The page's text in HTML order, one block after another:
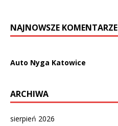
NAJNOWSZE KOMENTARZE
Auto Nyga Katowice
ARCHIWA
sierpień 2026